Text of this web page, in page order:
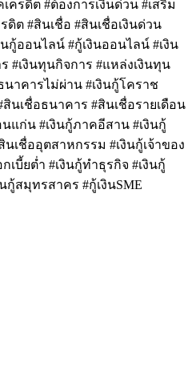
ครดิต #ต้องการเงินด่วน #เสริม
ดิต #สินเชื่อ #สินเชื่อเงินด่วน
กู้ออนไลน์ #กู้เงินออนไลน์ #เงิน
#เงินทุนกิจการ #แหล่งเงินทุน
าคารไม่ผ่าน #เงินกู้โคราช
สินเชื่อธนาคาร #สินเชื่อรายเดือน
แก่น #เงินกู้ภาคอีสาน #เงินกู้
เชื่ออุตสาหกรรม #เงินกู้เจ้าของ
เบี้ยต่ำ #เงินกู้ทำธุรกิจ #เงินกู้
สมุทรสาคร #กู้เงินSME